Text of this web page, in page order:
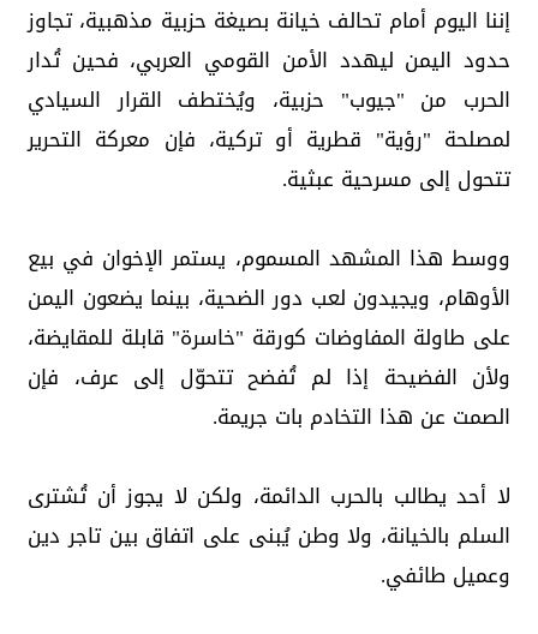
إننا اليوم أمام تحالف خيانة بصيغة حزبية مذهبية، تجاوز
حدود اليمن ليهدد الأمن القومي العربي، فحين تُدار
الحرب من "جيوب" حزبية، ويُختطف القرار السيادي
لمصلحة "رؤية" قطرية أو تركية، فإن معركة التحرير
تتحول إلى مسرحية عبثية.
ووسط هذا المشهد المسموم، يستمر الإخوان في بيع
الأوهام، ويجيدون لعب دور الضحية، بينما يضعون اليمن
على طاولة المفاوضات كورقة "خاسرة" قابلة للمقايضة،
ولأن الفضيحة إذا لم تُفضح تتحوّل إلى عرف، فإن
الصمت عن هذا التخادم بات جريمة.
لا أحد يطالب بالحرب الدائمة، ولكن لا يجوز أن تُشترى
السلم بالخيانة، ولا وطن يُبنى على اتفاق بين تاجر دين
وعميل طائفي.